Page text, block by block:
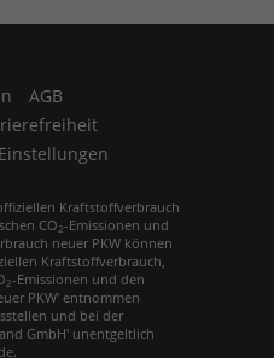
AGB
Kraftstoffverbrauch
CO 2-Emissionen und
neuer PKW können
Kraftstoffverbrauch,
2-Emissionen und den
PKW' entnommen
und bei der
GmbH' unentgeltlich